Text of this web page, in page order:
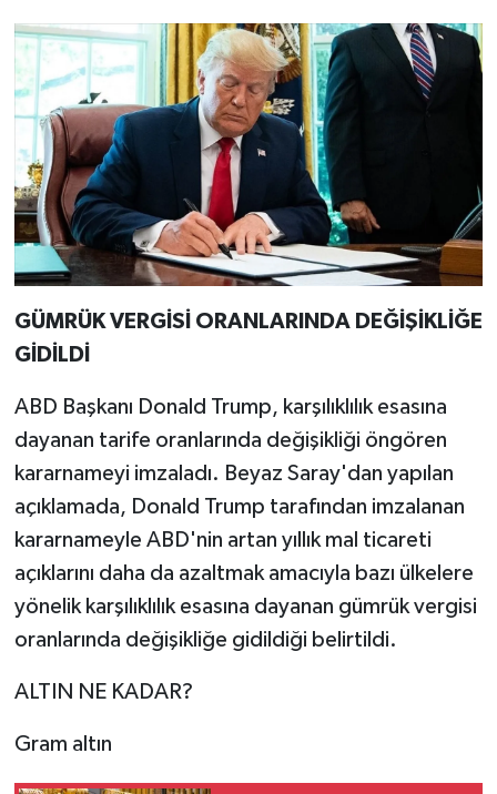
GÜMRÜK VERGİSİ ORANLARINDA DEĞİŞİKLİĞE
GİDİLDİ
ABD Başkanı Donald Trump, karşılıklılık esasına
dayanan tarife oranlarında değişikliği öngören
kararnameyi imzaladı. Beyaz Saray'dan yapılan
açıklamada, Donald Trump tarafından imzalanan
kararnameyle ABD'nin artan yıllık mal ticareti
açıklarını daha da azaltmak amacıyla bazı ülkelere
yönelik karşılıklılık esasına dayanan gümrük vergisi
oranlarında değişikliğe gidildiği belirtildi.
ALTIN NE KADAR?
Gram altın